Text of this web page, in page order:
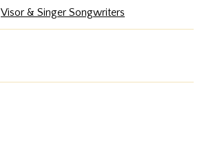
Visor & Singer Songwriters